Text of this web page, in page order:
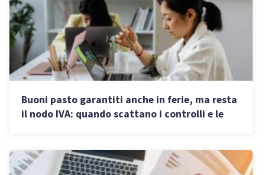
Buoni pasto garantiti anche in ferie, ma resta
il nodo IVA: quando scattano i controlli e le